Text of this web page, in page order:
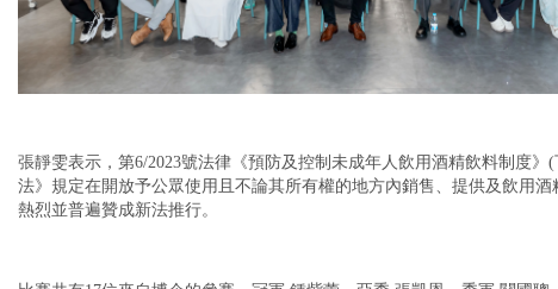
張靜雯表示，第6/2023號法律《預防及控制未成年人飲用酒精飲料制度
法》規定在開放予公眾使用且不論其所有權的地方內銷售、提供及飲用
熱烈並普遍贊成新法推行。